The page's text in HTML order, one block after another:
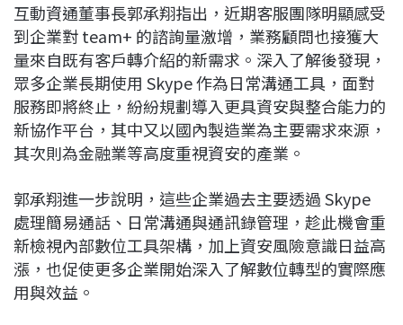
互動資通董事長郭承翔指出，近期客服團隊明顯感受
到企業對 team+ 的諮詢量激增，業務顧問也接獲大
量來自既有客戶轉介紹的新需求。深入了解後發現，
眾多企業長期使用 Skype 作為日常溝通工具，面對
服務即將終止，紛紛規劃導入更具資安與整合能力的
新協作平台，其中又以國內製造業為主要需求來源，
其次則為金融業等高度重視資安的產業。
郭承翔進一步說明，這些企業過去主要透過 Skype
處理簡易通話、日常溝通與通訊錄管理，趁此機會重
新檢視內部數位工具架構，加上資安風險意識日益高
漲，也促使更多企業開始深入了解數位轉型的實際應
用與效益。